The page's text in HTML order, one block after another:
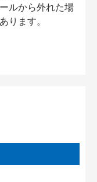
ルから外れた場
ります。